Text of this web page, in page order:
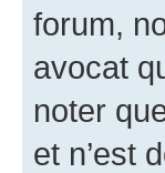
forum,
avocat
noter
et n’est